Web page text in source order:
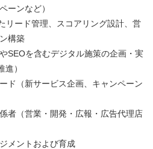
ーンなど）
リード管理、スコアリング設計、営
構築
SEOを含むデジタル施策の企画・実
）
ド（新サービス企画、キャンペーン
者（営業・開発・広報・広告代理店
メントおよび育成